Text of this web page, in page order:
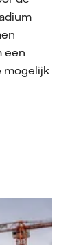
een
mogelijk